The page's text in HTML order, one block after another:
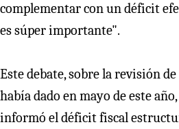
complementar con un déficit
es súper importante".
Este debate, sobre la revisión
había dado en mayo de este
informó el déficit fiscal